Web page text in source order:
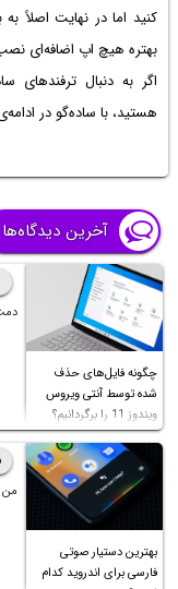
کنید اما در نهایت اصلاً
بهتره هیچ اپ اضافه‌ای
اگر به دنبال
هستید، با ساده‌گو در
آخرین دیدگاه‌ها
چگونه فایل‌های حذف
شده توسط آنتی ویروس
ویندوز 11 را برگردانیم؟
بهترین دستیار صوتی
فارسی برای اندروید کدام
من